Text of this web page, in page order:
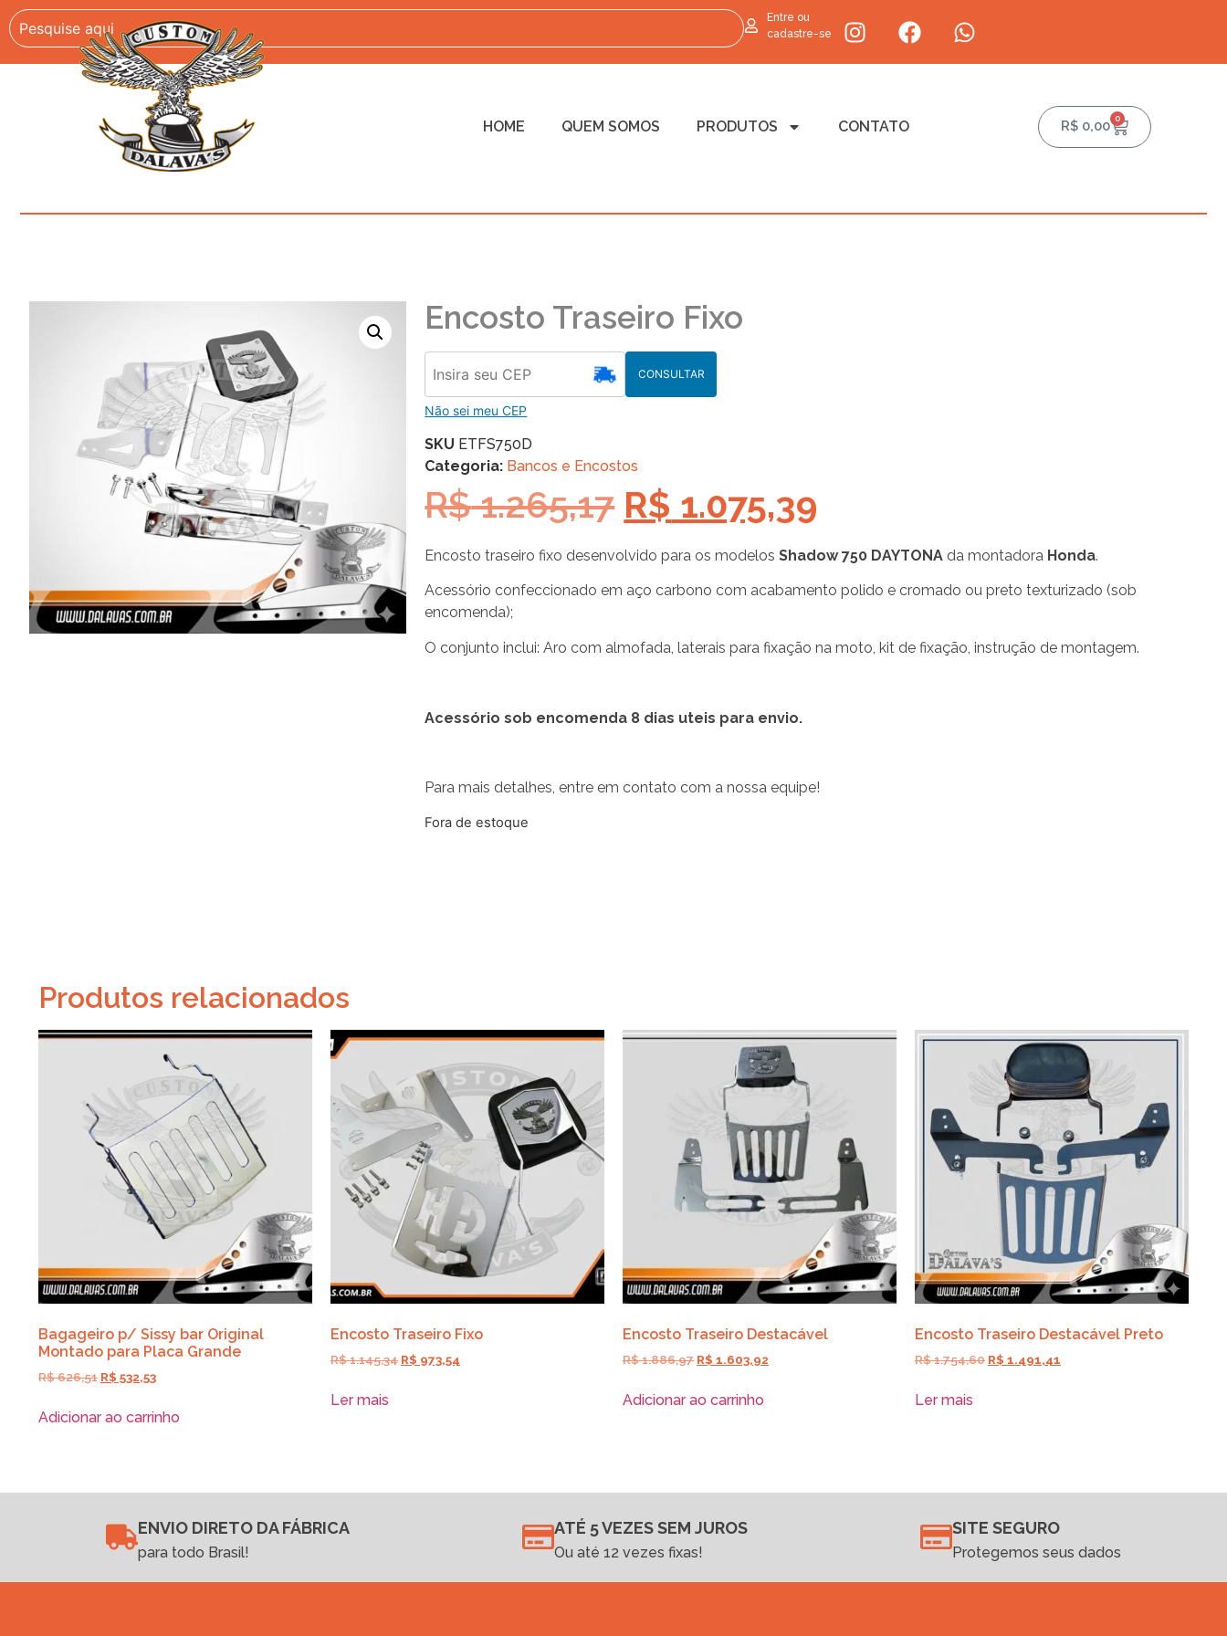
Entre ou
cadastre-se
HOME QUEM SOMOS PRODUTOS CONTATO R$ 0,00 0
Encosto Traseiro Fixo
CONSULTAR
Não sei meu CEP
SKU ETFS750D
Categoria: Bancos e Encostos
R$1.265,17 R$ 1.075,39
Encosto traseiro fixo desenvolvido para os modelosShadow 750 DAYTONA da montadora Honda.
Acessório confeccionado em aço carbono com acabamento polido e cromado ou preto texturizado (sob
encomenda);
O conjunto inclui: Aro com almofada, laterais para fixação na moto, kit de fixação, instrução de montagem.
Acessório sob encomenda 8 dias uteis para envio.
Para mais detalhes, entre em contato com a nossa equipe!
Fora de estoque
Produtos relacionados
Bagageiro p/ Sissy bar Original
Montado para Placa Grande
R$626,51 R$ 532,53
Adicionar ao carrinho
Encosto Traseiro Fixo
R$1.145,34 R$ 973,54
Ler mais
Encosto Traseiro Destacável
R$1.886,97 R$ 1.603,92
Adicionar ao carrinho
Encosto Traseiro Destacável Preto
R$1.754,60 R$ 1.491,41
Ler mais
ENVIO DIRETO DA FÁBRICA
para todo Brasil!
ATÉ 5 VEZES SEM JUROS
Ou até 12 vezes fixas!
SITE SEGURO
Protegemos seus dados